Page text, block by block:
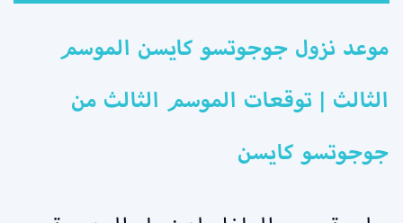
موعد نزول جوجوتسو كايسن الموسم
الثالث | توقعات الموسم الثالث من
جوجوتسو كايسن